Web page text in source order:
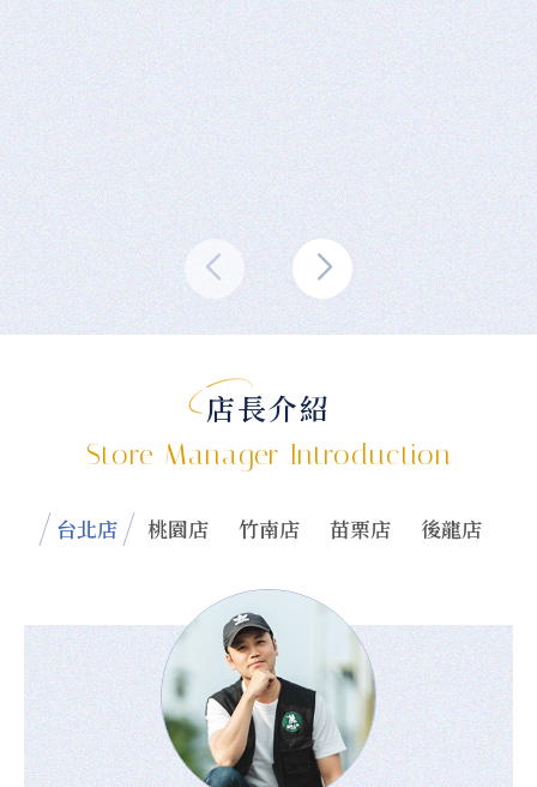
店長介紹
Store Manager Introduction
台北店 桃園店 竹南店 苗栗店 後龍店